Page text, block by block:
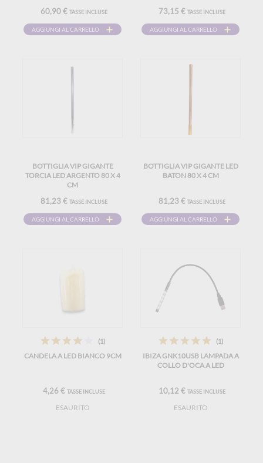
60,90 € TASSE INCLUSE
AGGIUNGI AL CARRELLO
73,15 € TASSE INCLUSE
AGGIUNGI AL CARRELLO
BOTTIGLIA VIP GIGANTE
TORCIA LED ARGENTO 80 X 4
CM
81,23 € TASSE INCLUSE
AGGIUNGI AL CARRELLO
BOTTIGLIA VIP GIGANTE LED
BATON 80 X 4 CM
81,23 € TASSE INCLUSE
AGGIUNGI AL CARRELLO
(1)
CANDELA A LED BIANCO 9CM
4,26 € TASSE INCLUSE
ESAURITO
(1)
IBIZA GNK10USB LAMPADA A
COLLO D'OCA A LED
10,12 € TASSE INCLUSE
ESAURITO